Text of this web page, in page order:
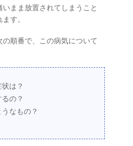
まま放置されてしまうこと
す。
の順番で、この病気について
は？
の？
なもの？